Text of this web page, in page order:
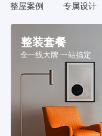
整屋案例 专属设计
整装套餐
全一线大牌 一站搞定